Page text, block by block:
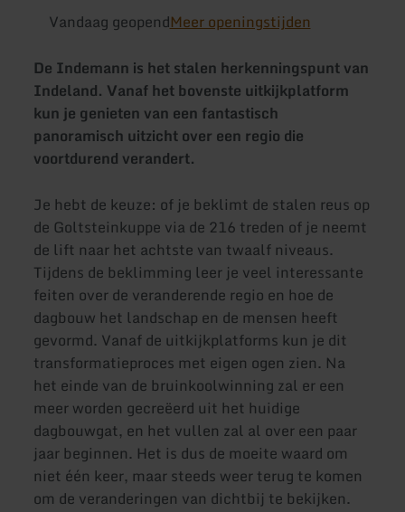
Vandaag geopendMeer openingstijden
De Indemann is het stalen herkenningspunt van
Indeland. Vanaf het bovenste uitkijkplatform
kun je genieten van een fantastisch
panoramisch uitzicht over een regio die
voortdurend verandert.
Je hebt de keuze: of je beklimt de stalen reus op
de Goltsteinkuppe via de 216 treden of je neemt
de lift naar het achtste van twaalf niveaus.
Tijdens de beklimming leer je veel interessante
feiten over de veranderende regio en hoe de
dagbouw het landschap en de mensen heeft
gevormd. Vanaf de uitkijkplatforms kun je dit
transformatieproces met eigen ogen zien. Na
het einde van de bruinkoolwinning zal er een
meer worden gecreëerd uit het huidige
dagbouwgat, en het vullen zal al over een paar
jaar beginnen. Het is dus de moeite waard om
niet één keer, maar steeds weer terug te komen
om de veranderingen van dichtbij te bekijken.